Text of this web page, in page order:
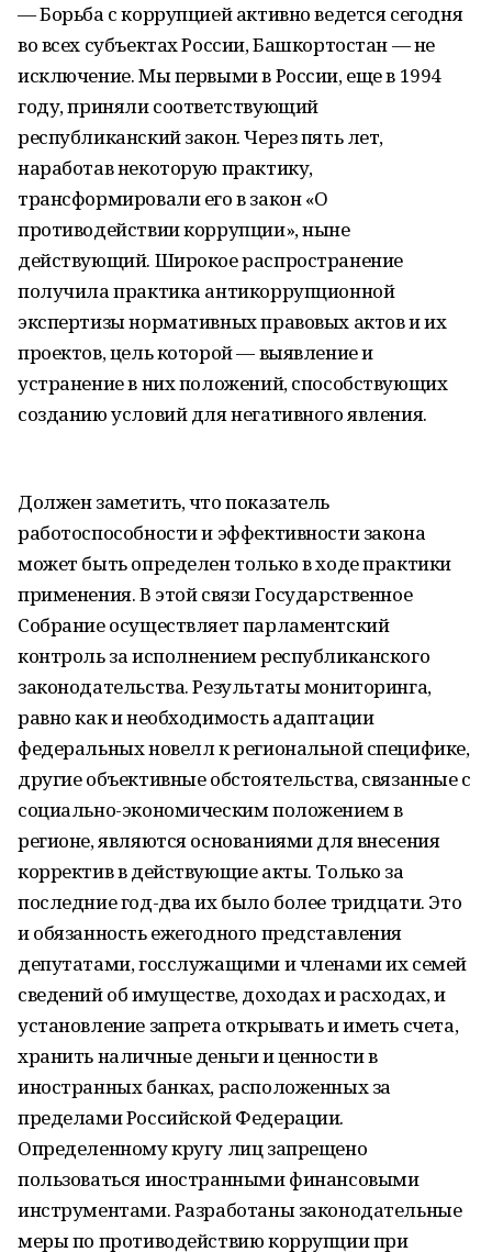
— Борьба с коррупцией активно ведется сегодня
во всех субъектах России, Башкортостан — не
исключение. Мы первыми в России, еще в 1994
году, приняли соответствующий
республиканский закон. Через пять лет,
наработав некоторую практику,
трансформировали его в закон «О
противодействии коррупции», ныне
действующий. Широкое распространение
получила практика антикоррупционной
экспертизы нормативных правовых актов и их
проектов, цель которой — выявление и
устранение в них положений, способствующих
созданию условий для негативного явления.
Должен заметить, что показатель
работоспособности и эффективности закона
может быть определен только в ходе практики
применения. В этой связи Государственное
Собрание осуществляет парламентский
контроль за исполнением республиканского
законодательства. Результаты мониторинга,
равно как и необходимость адаптации
федеральных новелл к региональной специфике,
другие объективные обстоятельства, связанные с
социально-экономическим положением в
регионе, являются основаниями для внесения
корректив в действующие акты. Только за
последние год-два их было более тридцати. Это
и обязанность ежегодного представления
депутатами, госслужащими и членами их семей
сведений об имуществе, доходах и расходах, и
установление запрета открывать и иметь счета,
хранить наличные деньги и ценности в
иностранных банках, расположенных за
пределами Российской Федерации.
Определенному кругу лиц запрещено
пользоваться иностранными финансовыми
инструментами. Разработаны законодательные
меры по противодействию коррупции при